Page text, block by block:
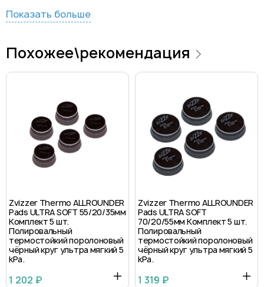
Показать больше
Похожее\рекомендация
Zvizzer Thermo ALLROUNDER
Pads ULTRA SOFT 55/20/35мм
Комплект 5 шт.
Полировальный
термостойкий поролоновый
чёрный круг ультра мягкий 5
kPa.
1 202 ₽
Zvizzer Thermo ALLROUNDER
Pads ULTRA SOFT
70/20/55мм Комплект 5 шт.
Полировальный
термостойкий поролоновый
чёрный круг ультра мягкий 5
kPa.
1 319 ₽